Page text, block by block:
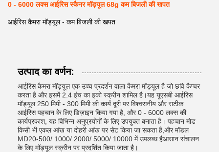
0 - 6000 लक्स आईरिस स्कैनर मॉड्यूल 68g कम बिजली की खपत
आईरिस कैमरा मॉड्यूल - कम बिजली की खपत
उत्पाद का वर्णन:
आईरिस कैमरा मॉड्यूल एक उच्च प्रदर्शन वाला कैमरा मॉड्यूल है जो छवि कैप्चर
करता है और इसमें 2.4 इंच का इको स्क्रीन शामिल है।यह यूएसबी आईरिस
मॉड्यूल 250 मिमी - 300 मिमी की कार्य दूरी पर विश्वसनीय और सटीक
आईरिस पहचान के लिए डिज़ाइन किया गया है, और 0 - 6000 लक्स की
कार्यप्रकाश, यह विभिन्न अनुप्रयोगों के लिए उपयुक्त बनाता है। पहचान मोड
किसी भी एकल आंख या दोहरी आंख पर सेट किया जा सकता है,और मॉडल
MD20-500/ 1000/ 2000/ 5000/ 10000 में उपलब्ध हैआसान संचालन
के लिए मॉड्यूल स्क्रीन पर प्रदर्शित किया जाता है।